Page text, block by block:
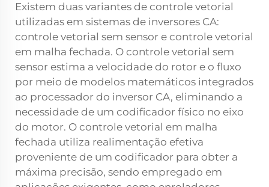
Existem duas variantes de controle vetorial
utilizadas em sistemas de inversores CA:
controle vetorial sem sensor e controle vetorial
em malha fechada. O controle vetorial sem
sensor estima a velocidade do rotor e o fluxo
por meio de modelos matemáticos integrados
ao processador do inversor CA, eliminando a
necessidade de um codificador físico no eixo
do motor. O controle vetorial em malha
fechada utiliza realimentação efetiva
proveniente de um codificador para obter a
máxima precisão, sendo empregado em